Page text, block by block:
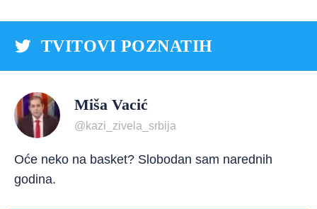
TVITOVI POZNATIH
Miša Vacić
@kazi_zivela_srbija
Oće neko na basket? Slobodan sam narednih
godina.